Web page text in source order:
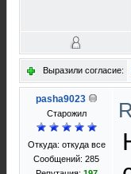
Выразили согласие:
pasha9023
Старожил
Откуда: откуда все
Сообщений: 285